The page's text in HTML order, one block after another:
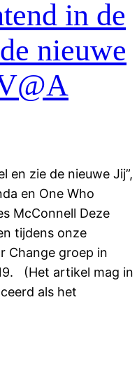
in de
nieuwe
en zie de nieuwe Jij”,
en One Who
McConnell Deze
tijdens onze
Change groep in
(Het artikel mag in
als het